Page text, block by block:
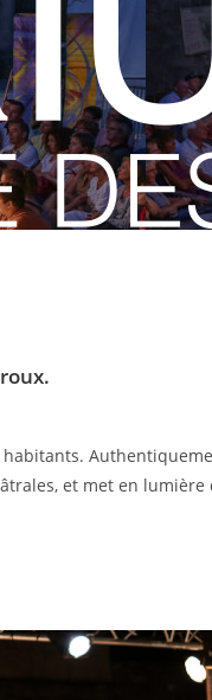
habitants.
et met en lumière